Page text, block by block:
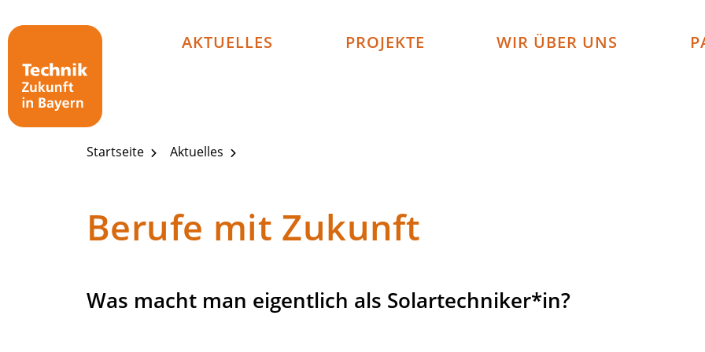
Technik - Zukunft in Bayern
AKTUELLES PROJEKTE WIR ÜBER UNS
Startseite Aktuelles
Berufe mit Zukunft
Was macht man eigentlich als Solartechniker*in?